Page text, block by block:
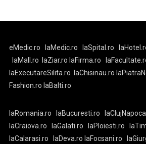
eMedic.ro laMedic.ro laSpital.ro
laMall.ro
laZiar.ro laFirma.ro
laExecutareSilita.ro
laChisinau.ro
Fashion.ro laBalti.ro
laRomania.ro laBucuresti.ro
laCraiova.ro
laGalati.ro laPloiesti.ro
laCalarasi.ro
laDeva.ro laFocsani.ro